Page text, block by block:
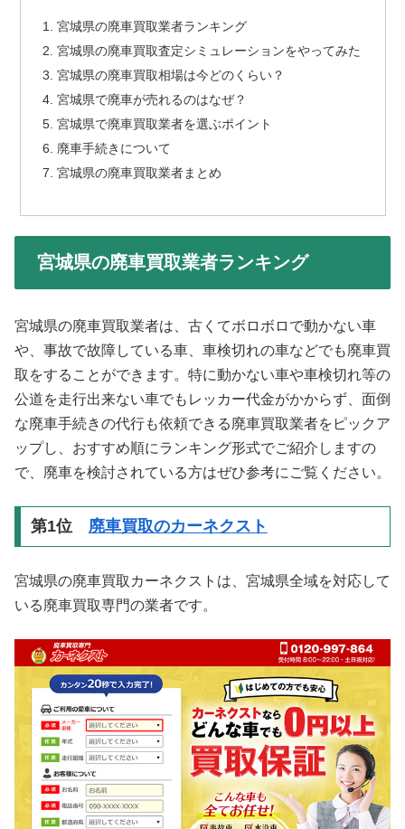
宮城県の廃車買取業者ランキング
宮城県の廃車買取査定シミュレーションをやってみた
宮城県の廃車買取相場は今どのくらい？
宮城県で廃車が売れるのはなぜ？
宮城県で廃車買取業者を選ぶポイント
廃車手続きについて
宮城県の廃車買取業者まとめ
宮城県の廃車買取業者ランキング
宮城県の廃車買取業者は、古くてボロボロで動かない車
や、事故で故障している車、車検切れの車などでも廃車買
取をすることができます。特に動かない車や車検切れ等の
公道を走行出来ない車でもレッカー代金がかからず、面倒
な廃車手続きの代行も依頼できる廃車買取業者をピックア
ップし、おすすめ順にランキング形式でご紹介しますの
で、廃車を検討されている方はぜひ参考にご覧ください。
第1位 廃車買取のカーネクスト
宮城県の廃車買取カーネクストは、宮城県全域を対応して
いる廃車買取専門の業者です。